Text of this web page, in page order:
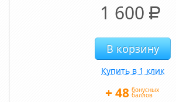
1 600Р
Купить в 1 клик
+48 бонусных
баллов